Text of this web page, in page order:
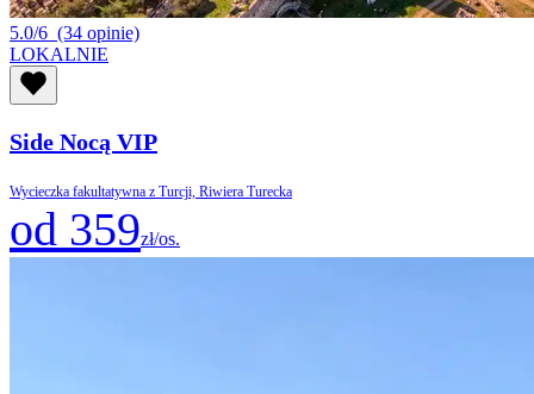
5.0/6 (34 opinie)
LOKALNIE
Side Nocą VIP
Wycieczka fakultatywna z Turcji, Riwiera Turecka
od 359zł/os.